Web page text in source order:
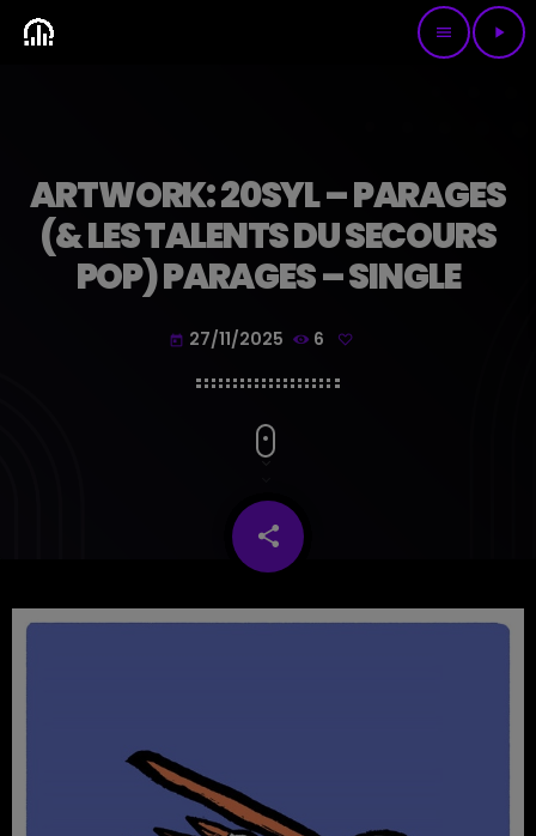
menu play_arrow
ARTWORK: 20SYL – PARAGES
(& LES TALENTS DU SECOURS
POP) PARAGES – SINGLE
today 27/11/2025 6
share
email